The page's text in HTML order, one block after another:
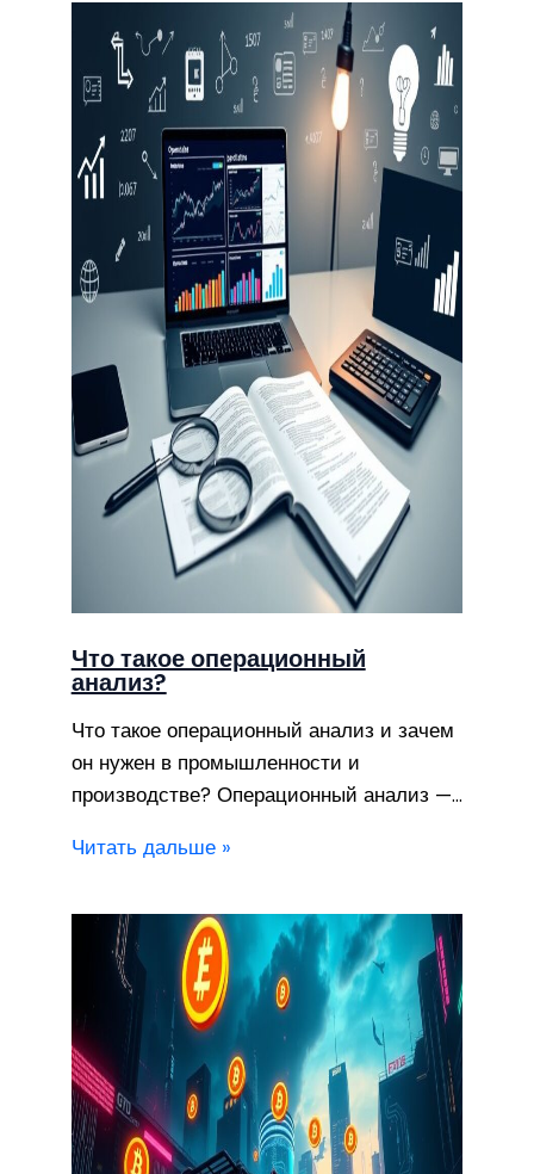
Что такое операционный
анализ?
Что такое операционный анализ и зачем
он нужен в промышленности и
производстве? Операционный анализ —…
Читать дальше »